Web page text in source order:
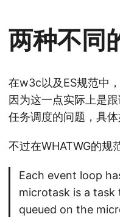
两种不同
在w3c以及ES规范中
因为这一点实际上是
任务调度的问题，具体
不过在WHATWG的
Each event loop
microtask is a
queued on the